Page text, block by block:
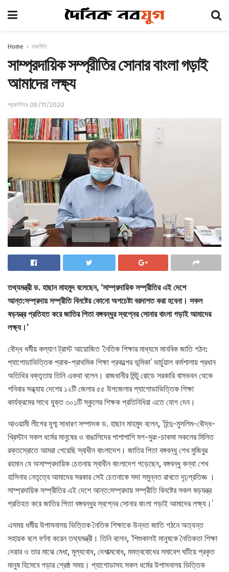
Home রাজনীতি
সাম্প্রদায়িক সম্প্রীতির সোনার বাংলা গড়াই
আমাদের লক্ষ্য
প্রকাশিতঃ 08/11/2020
তথ্যমন্ত্রী ড. হাছান মাহমুদ বলেছেন, ‘সাম্প্রদায়িক সম্প্রীতির এই দেশে
আন্ত:সম্প্রদায় সম্প্রীতি বিনষ্টের কোনো অপচেষ্টা বরদাশত করা হবেনা। সকল
ষড়যন্ত্র প্রতিহত করে জাতির পিতা বঙ্গবন্ধুর স্বপ্নের সোনার বাংলা গড়াই আমাদের
লক্ষ্য।’
বৌদ্ধ ধর্মীয় কল্যাণ ট্রাস্ট আয়োজিত ‘নৈতিক শিক্ষার মাধ্যমে মানবিক জাতি গঠন:
প্যাগোডাভিত্তিক প্রাক-প্রাথমিক শিক্ষা প্রকল্পের ভূমিকা’ ভার্চুয়াল কর্মশালায় প্রধান
অতিথির বক্তৃতায় তিনি একথা বলেন। রাজধানীর মিন্টু রোডে সরকারি বাসভবন থেকে
শনিবার সন্ধ্যায় দেশের ১২টি জেলার ৫৫ উপজেলার প্যাগোডাভিত্তিক শিক্ষা
কার্যক্রমের সাথে যুক্ত ৩০১টি স্কুলের শিক্ষক প্রতিনিধিরা এতে যোগ দেন।
আওয়ামী লীগের যুগ্ম সাধারণ সম্পাদক ড. হাছান মাহমুদ বলেন, ‘হিন্দু-মুসলিম-বৌদ্ধ-
খ্রিস্টান সকল ধর্মের মানুষের ও বাঙালিদের পাশাপাশি মগ-মুরং-চাকমা সকলের মিলিত
রক্তস্রোতে আমরা পেয়েছি স্বাধীন বাংলাদেশ। জাতির পিতা বঙ্গবন্ধু শেখ মুজিবুর
রহমান যে অসাম্প্রদায়িক চেতনায় স্বাধীন বাংলাদেশ গড়েছেন, বঙ্গবন্ধু কন্যা শেখ
হাসিনার নেতৃত্বে আমাদের সরকার সেই চেতনাকে সদা সমুন্নত রাখতে দৃঢ়প্রতিজ্ঞ ।
সাম্প্রদায়িক সম্প্রীতির এই দেশে আন্ত:সম্প্রদায় সম্প্রীতি বিনষ্টের সকল ষড়যন্ত্র
প্রতিহত করে জাতির পিতা বঙ্গবন্ধুর স্বপ্নের সোনার বাংলা গড়াই আমাদের লক্ষ্য।’
এসময় ধর্মীয় উপাসনালয় ভিত্তিক নৈতিক শিক্ষাকে উন্নত জাতি গঠনে অত্যন্ত
সহায়ক বলে বর্ণনা করেন তথ্যমন্ত্রী। তিনি বলেন, ‘শিশুকালই মানুষকে নৈতিকতা শিক্ষা
দেয়ার ও তার মাঝে মেধা, মূল্যবোধ, দেশাত্মবোধ, মমত্ববোধের সমাবেশ ঘটিয়ে প্রকৃত
মানুষ হিসেবে গড়ার শ্রেষ্ঠ সময়। প্যাগোডাসহ সকল ধর্মের উপাসনালয় ভিত্তিক